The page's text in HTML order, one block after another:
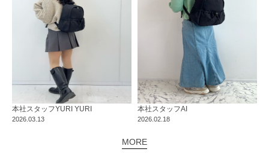
2026.03.13
本社スタッフYURI YURI
2026.02.18
本社スタッフAI
MORE